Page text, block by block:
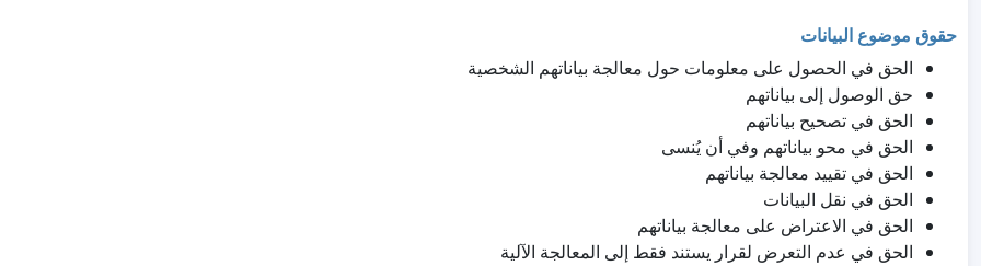
حقوق موضوع البيانات
الحق في الحصول على معلومات حول معالجة بياناتهم الشخصية
حق الوصول إلى بياناتهم
الحق في تصحيح بياناتهم
الحق في محو بياناتهم وفي أن يُنسى
الحق في تقييد معالجة بياناتهم
الحق في نقل البيانات
الحق في الاعتراض على معالجة بياناتهم
الحق في عدم التعرض لقرار يستند فقط إلى المعالجة الآلية